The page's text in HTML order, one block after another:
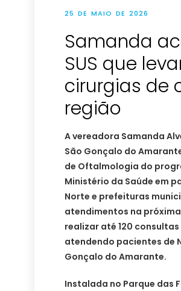
25 DE MAIO DE 2026
Samanda
SUS que
cirurgias de
região
A vereadora Samanda
São Gonçalo do
de Oftalmologia do
Ministério da Saúde em
Norte e prefeituras
atendimentos na
realizar até 120
atendendo pacientes de
Gonçalo do Amarante.
Instalada no Parque das